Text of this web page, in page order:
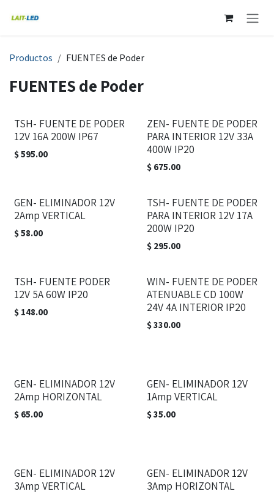
Productos FUENTES de Poder
FUENTES de Poder
TSH- FUENTE DE PODER
12V 16A 200W IP67
$595.00
ZEN- FUENTE DE PODER
PARA INTERIOR 12V 33A
400W IP20
$ 675.00
GEN- ELIMINADOR 12V
2Amp VERTICAL
$58.00
TSH- FUENTE DE PODER
PARA INTERIOR 12V 17A
200W IP20
$ 295.00
TSH- FUENTE PODER
12V 5A 60W IP20
$ 148.00
WIN- FUENTE DE PODER
ATENUABLE CD 100W
24V 4A INTERIOR IP20
$330.00
GEN- ELIMINADOR 12V
2Amp HORIZONTAL
$ 65.00
GEN- ELIMINADOR 12V
1Amp VERTICAL
$35.00
GEN- ELIMINADOR 12V
3Amp VERTICAL
GEN- ELIMINADOR 12V
3Amp HORIZONTAL